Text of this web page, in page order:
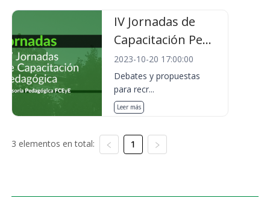
IV Jornadas de
Capacitación Pe...
2023-10-20 17:00:00
Debates y propuestas
para recr...
Leer más
3 elementos en total: 1